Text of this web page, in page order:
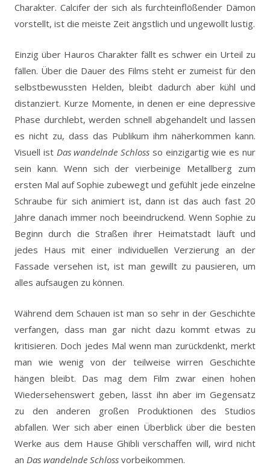
Charakter. Calcifer der sich als furchteinflößender Dämon
vorstellt, ist die meiste Zeit ängstlich und ungewollt lustig.
Einzig über Hauros Charakter fällt es schwer ein Urteil zu
fällen. Über die Dauer des Films steht er zumeist für den
selbstbewussten Helden, bleibt dadurch aber kühl und
distanziert. Kurze Momente, in denen er eine depressive
Phase durchlebt, werden schnell abgehandelt und lassen
es nicht zu, dass das Publikum ihm näherkommen kann.
Visuell ist Das wandelnde Schloss so einzigartig wie es nur
sein kann. Wenn sich der vierbeinige Metallberg zum
ersten Mal auf Sophie zubewegt und gefühlt jede einzelne
Schraube für sich animiert ist, dann ist das auch fast 20
Jahre danach immer noch beeindruckend. Wenn Sophie zu
Beginn durch die Straßen ihrer Heimatstadt läuft und
jedes Haus mit einer individuellen Verzierung an der
Fassade versehen ist, ist man gewillt zu pausieren, um
alles aufsaugen zu können.
Während dem Schauen ist man so sehr in der Geschichte
verfangen, dass man gar nicht dazu kommt etwas zu
kritisieren. Doch jedes Mal wenn man zurückdenkt, merkt
man wie wenig von der teilweise wirren Geschichte
hängen bleibt. Das mag dem Film zwar einen hohen
Wiedersehenswert geben, lässt ihn aber im Gegensatz
zu den anderen großen Produktionen des Studios
abfallen. Wer sich aber einen Überblick über die besten
Werke aus dem Hause Ghibli verschaffen will, wird nicht
an Das wandelnde Schloss vorbeikommen.